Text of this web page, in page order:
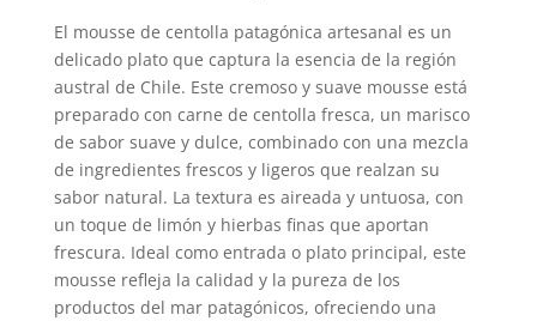
El mousse de centolla patagónica artesanal es un
delicado plato que captura la esencia de la región
austral de Chile. Este cremoso y suave mousse está
preparado con carne de centolla fresca, un marisco
de sabor suave y dulce, combinado con una mezcla
de ingredientes frescos y ligeros que realzan su
sabor natural. La textura es aireada y untuosa, con
un toque de limón y hierbas finas que aportan
frescura. Ideal como entrada o plato principal, este
mousse refleja la calidad y la pureza de los
productos del mar patagónicos, ofreciendo una